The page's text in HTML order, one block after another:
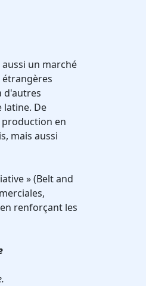
un marché
d'autres
latine. De
en
mais aussi
» (Belt and
renforçant les